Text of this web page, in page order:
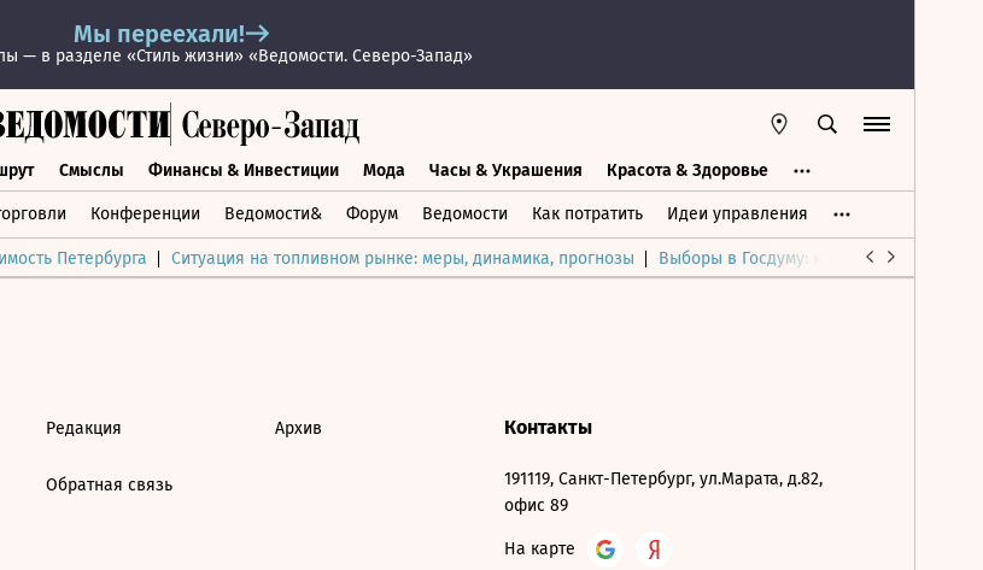
Мы переехали!
— в разделе «Стиль жизни» «Ведомости. Северо-Запад»
Смыслы Финансы & Инвестиции Мода Часы & Украшения Красота & Здоровье
Конференции Ведомости& Форум Ведомости Как потратить Идеи управления
Маршрут Смыслы Финансы & Инвестиции Мода Часы & Украшения Дом & Интерьер
Петербурга Ситуация на топливном рынке: меры, динамика, прогнозы
Выборы в Госдуму: каким был и будет
Редакция
Обратная связь
Архив Контакты
191119, Санкт-Петербург, ул.Марата, д.82,
офис 89
На карте